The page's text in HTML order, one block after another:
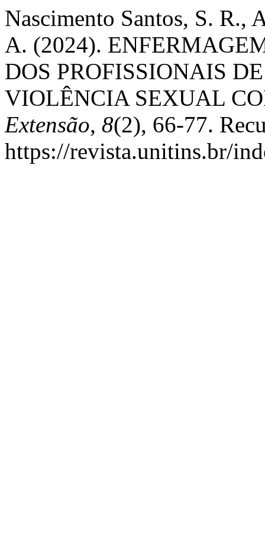
Nascimento Santos, S. R.,
A. (2024).
DOS PROFISSIONAIS
VIOLÊNCIA SEXUAL
Extensão, 8(2), 66-77.
https://revista.unitins.br/